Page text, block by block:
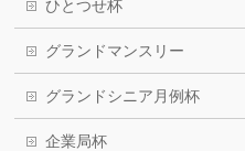
ひとつせ杯
グランドマンスリー
グランドシニア月例杯
企業局杯